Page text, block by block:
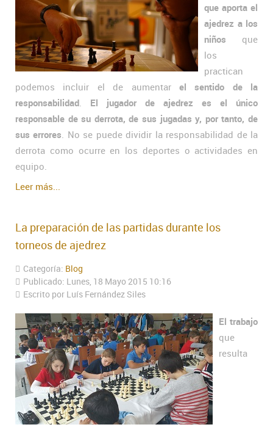
que aporta el
ajedrez a los
niños que
los
practican
podemos incluir el de aumentar el sentido de la
responsabilidad
El jugador de ajedrez es el único
responsable de su derrota, de sus jugadas y, por tanto, de
sus errores . No se puede dividir la responsabilidad de la
derrota como ocurre en los deportes o actividades en
equipo.
Leer más...
La preparación de las partidas durante los
torneos de ajedrez
Categoría: Blog
Publicado: Lunes, 18 Mayo 2015 10:16
Escrito por Luís Fernández Siles
El trabajo
que
resulta